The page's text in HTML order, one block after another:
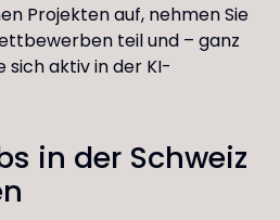
Projekten auf, nehmen Sie
teil und – ganz
sich aktiv in der KI-
in der Schweiz